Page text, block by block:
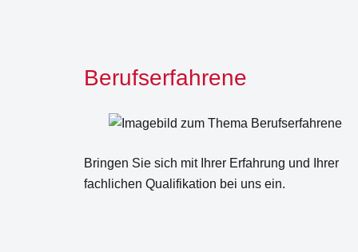
Berufserfahrene
Bringen Sie sich mit Ihrer Erfahrung und Ihrer
fachlichen Qualifikation bei uns ein.